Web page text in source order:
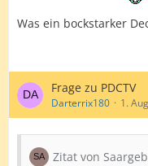
Was ein bockstarker
Frage zu PDCTV
Darterrix180 1.
Zitat von